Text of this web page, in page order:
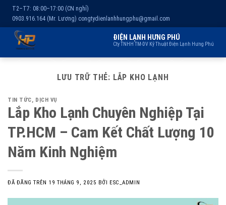
T2–T7: 08:00–17:00 (CN nghỉ)
0903.916.164 (Mr. Lương) congtydienlanhhungphu@gmail.com
ĐIỆN LẠNH HƯNG PHÚ
Cty TNHH TM-DV Kỹ Thuật Điện Lạnh Hưng Phú
dung
LƯU TRỮ THẺ: LẮP KHO LẠNH
TIN TỨC, DỊCH VỤ
Lắp Kho Lạnh Chuyên Nghiệp Tại
TP.HCM – Cam Kết Chất Lượng 10
Năm Kinh Nghiệm
ĐÃ ĐĂNG TRÊN 19 THÁNG 9, 2025 BỞI ESC_ADMIN